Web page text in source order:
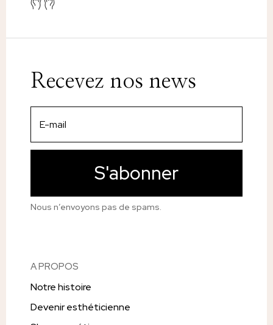
Recevez nos news
S'abonner
Nous n’envoyons pas de spams.
A PROPOS
Notre histoire
Devenir esthéticienne